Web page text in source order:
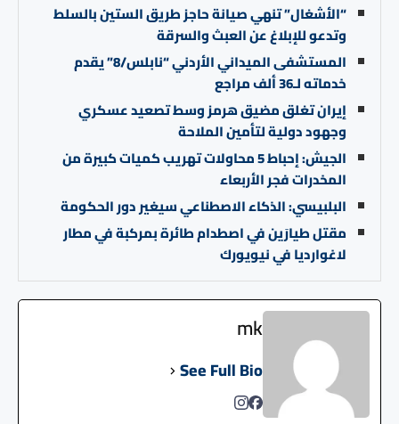
“الأشغال” تنهي صيانة حاجز طريق الستين بالسلط
وتدعو للإبلاغ عن العبث والسرقة
المستشفى الميداني الأردني “نابلس/8” يقدم
خدماته لـ36 ألف مراجع
إيران تغلق مضيق هرمز وسط تصعيد عسكري
وجهود دولية لتأمين الملاحة
الجيش: إحباط 5 محاولات تهريب كميات كبيرة من
المخدرات فجر الأربعاء
البلبيسي: الذكاء الاصطناعي سيغير دور الحكومة
مقتل طيارَين في اصطدام طائرة بمركبة في مطار
لاغوارديا في نيويورك
mk
See Full Bio